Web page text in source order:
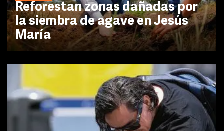
Reforestan zonas dañadas por
la siembra de agave en Jesús
María